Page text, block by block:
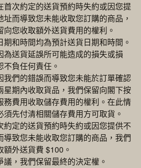
首次約定的送貨預約時失約或因您提
址而導致您未能收取您訂購的商品，
向您收取額外送貨費用的權利。
期和時間均為預計送貨日期和時間。
為送貨延誤所可能造成的損失或損
不負任何責任。
我們的錯誤而導致您未能於訂單確認
星期內收取貨品，我們保留向閣下按
務費用收取儲存費用的權利。在此情
須先付清相關儲存費用方可取貨。
約定的送貨預約時失約或因您提供不
導致您未能收取您訂購的商品，我們
額外送貨費 $100。
議，我們保留最終的決定權。